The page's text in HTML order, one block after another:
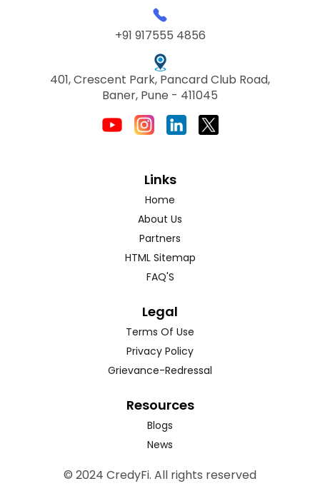
+91 917555 4856
401, Crescent Park, Pancard Club Road,
Baner, Pune - 411045
Links
Home
About Us
Partners
HTML Sitemap
FAQ'S
Legal
Terms Of Use
Privacy Policy
Grievance-Redressal
Resources
Blogs
News
© 2024 CredyFi. All rights reserved